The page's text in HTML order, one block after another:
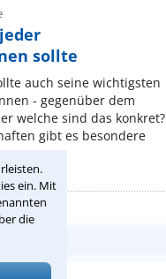
ein. Mit
die
sollte
auch seine wichtigsten
- gegenüber dem
welche sind das konkret?
gibt es besondere